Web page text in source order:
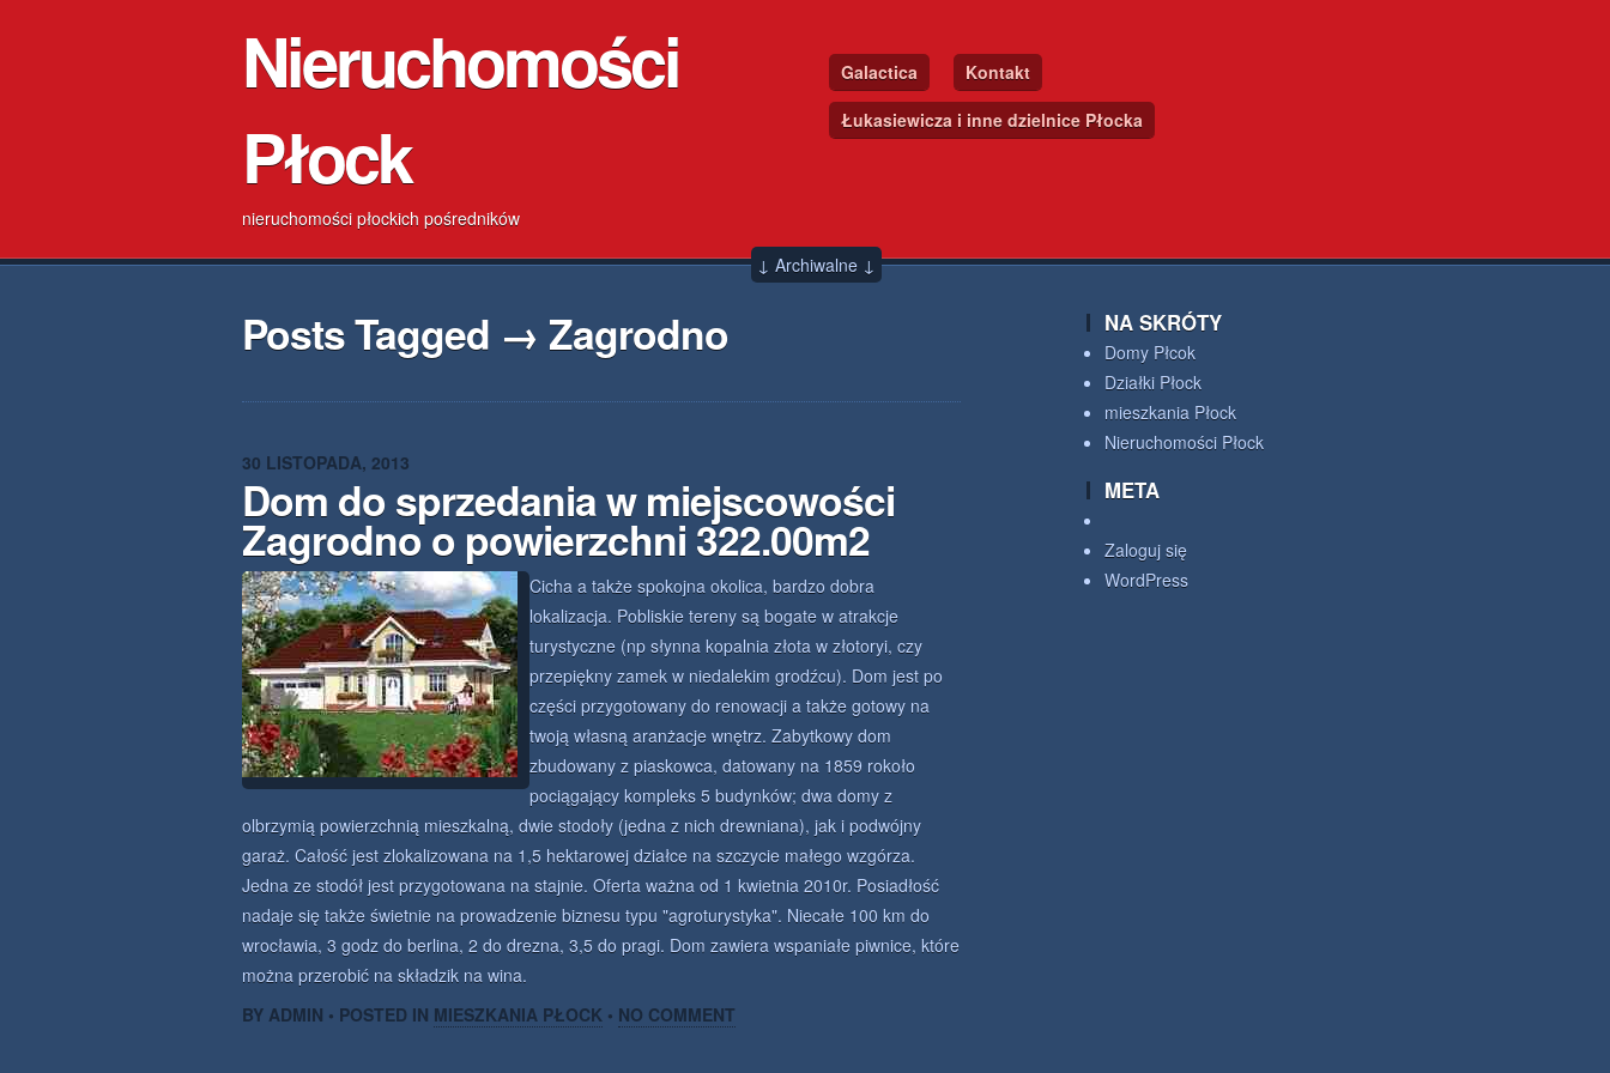
Nieruchomości
Płock
nieruchomości płockich pośredników
Galactica
Kontakt
Łukasiewicza i inne dzielnice Płocka
↓ Archiwalne ↓
Posts Tagged → Zagrodno
30 LISTOPADA, 2013
Dom do sprzedania w miejscowości
Zagrodno o powierzchni 322.00m2
Cicha a także spokojna okolica, bardzo dobra
lokalizacja. Pobliskie tereny są bogate w atrakcje
turystyczne (np słynna kopalnia złota w złotoryi, czy
przepiękny zamek w niedalekim grodźcu). Dom jest po
części przygotowany do renowacji a także gotowy na
twoją własną aranżacje wnętrz. Zabytkowy dom
zbudowany z piaskowca, datowany na 1859 rokoło
pociągający kompleks 5 budynków; dwa domy z
olbrzymią powierzchnią mieszkalną, dwie stodoły (jedna z nich drewniana), jak i podwójny
garaż. Całość jest zlokalizowana na 1,5 hektarowej działce na szczycie małego wzgórza.
Jedna ze stodół jest przygotowana na stajnie. Oferta ważna od 1 kwietnia 2010r. Posiadłość
nadaje się także świetnie na prowadzenie biznesu typu "agroturystyka". Niecałe 100 km do
wrocławia, 3 godz do berlina, 2 do drezna, 3,5 do pragi. Dom zawiera wspaniałe piwnice, które
można przerobić na składzik na wina.
BY ADMIN • POSTED IN MIESZKANIA PŁOCK • NO COMMENT
NA SKRÓTY
Domy Płcok
Działki Płock
mieszkania Płock
Nieruchomości Płock
META
Zaloguj się
WordPress